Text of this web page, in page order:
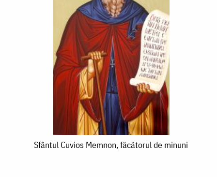
SfântulSfântul Cuvios Memnon, făcătorul de minuni